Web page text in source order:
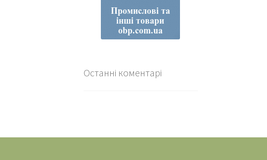
Останні коментарі